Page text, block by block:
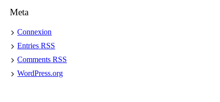
Meta
Connexion
EntriesRSS
CommentsRSS
WordPress.org